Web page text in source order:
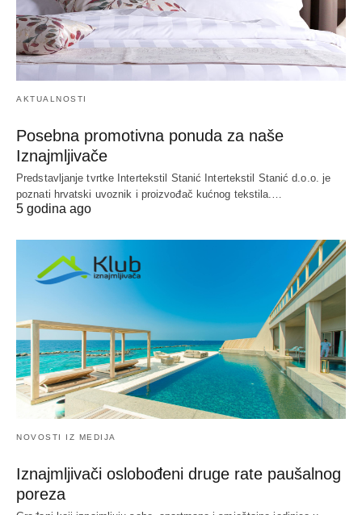
AKTUALNOSTI
Posebna promotivna ponuda za naše
Iznajmljivače
Predstavljanje tvrtke Intertekstil Stanić Intertekstil Stanić d.o.o. je
poznati hrvatski uvoznik i proizvođač kućnog tekstila.…
5 godina ago
NOVOSTI IZ MEDIJA
Iznajmljivači oslobođeni druge rate paušalnog
poreza